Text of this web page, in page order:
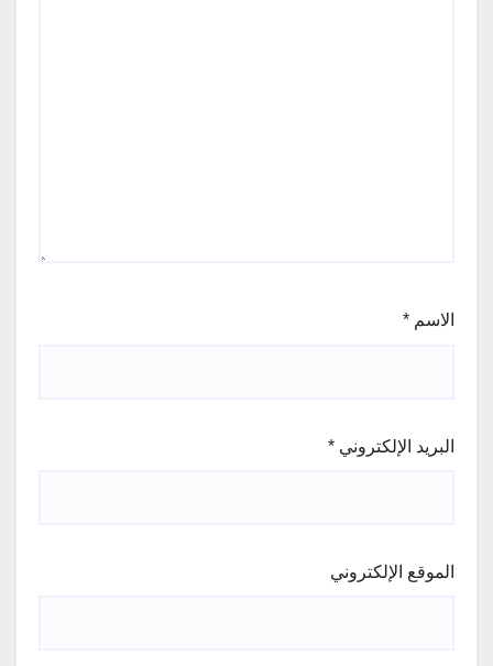
الاسم *
البريد الإلكتروني *
الموقع الإلكتروني